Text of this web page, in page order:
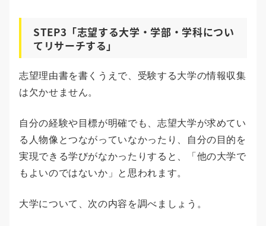
STEP3「志望する大学・学部・学科につい
てリサーチする」
志望理由書を書くうえで、受験する大学の情報収集
は欠かせません。
自分の経験や目標が明確でも、志望大学が求めてい
る人物像とつながっていなかったり、自分の目的を
実現できる学びがなかったりすると、「他の大学で
もよいのではないか」と思われます。
大学について、次の内容を調べましょう。